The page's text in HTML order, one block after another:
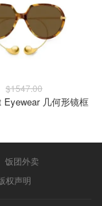
$1547.00
Eyewear 几何形镜框
饭团外卖
权声明